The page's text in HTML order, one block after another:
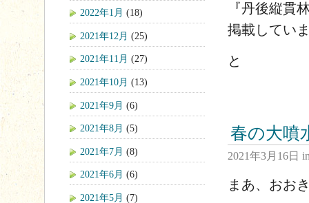
『丹後縦貫
掲載してい
と
春の大
2021年3月16日
まあ、おお
2022年1月 (18)
2021年12月 (25)
2021年11月 (27)
2021年10月 (13)
2021年9月 (6)
2021年8月 (5)
2021年7月 (8)
2021年6月 (6)
2021年5月 (7)